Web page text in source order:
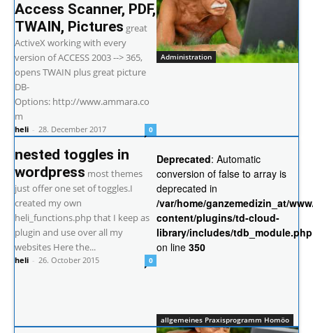
Administration
Access Scanner, PDF,
TWAIN, Pictures great
ActiveX working with every
version of ACCESS 2003 --> 365,
opens TWAIN plus great picture
DB-
Options: http://www.ammara.co
m
heli - 28. December 2017 0
allgemeines Praxisprogramm Homöo
Deprecated: Automatic
conversion of false to array is
deprecated in
/var/home/ganzemedizin_at/
content/plugins/td-cloud-
library/includes/tdb_module.php
on line 350
nested toggles in
wordpress most themes
just offer one set of toggles.I
created my own
heli_functions.php that I keep as
plugin and use over all my
websites Here the...
heli - 26. October 2015 0